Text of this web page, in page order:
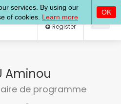
Log In
Aminou
de programme